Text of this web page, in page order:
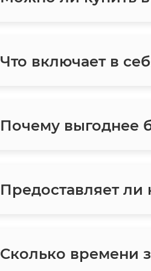
Что включает в
Почему выгоднее
Предоставляет ли
Сколько времени